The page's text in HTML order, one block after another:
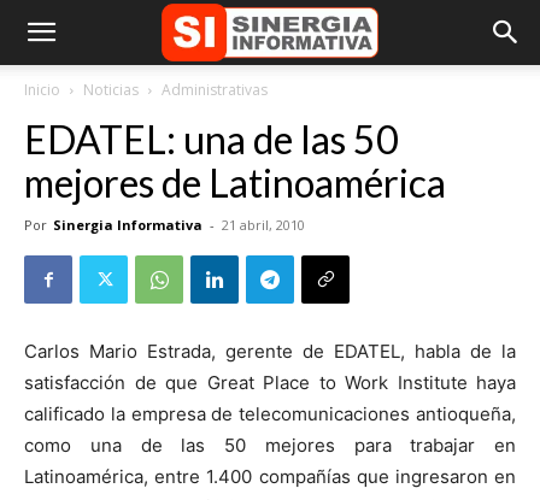
Inicio Noticias Administrativas
EDATEL: una de las 50
mejores de Latinoamérica
Por Sinergia Informativa - 21 abril, 2010
Carlos Mario Estrada, gerente de EDATEL, habla de la
satisfacción de que Great Place to Work Institute haya
calificado la empresa de telecomunicaciones antioqueña,
como una de las 50 mejores para trabajar en
Latinoamérica, entre 1.400 compañías que ingresaron en